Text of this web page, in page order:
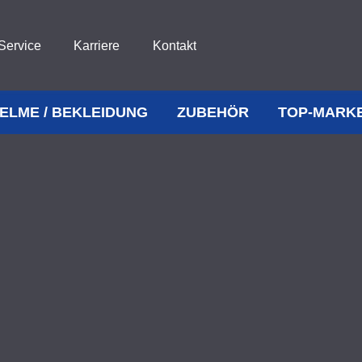
Karriere Kontakt
/ BEKLEIDUNG ZUBEHÖR TOP-